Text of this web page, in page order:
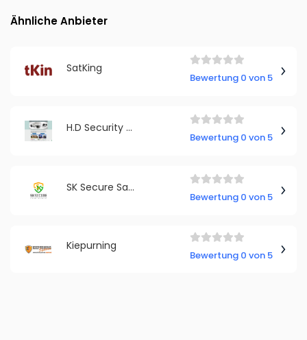
Ähnliche Anbieter
SatKing
Bewertung 0 von 5
H.D Security Newcastle Upon Tyne
Bewertung 0 von 5
SK Secure Sarah Kane
Bewertung 0 von 5
Kiepurning
Bewertung 0 von 5